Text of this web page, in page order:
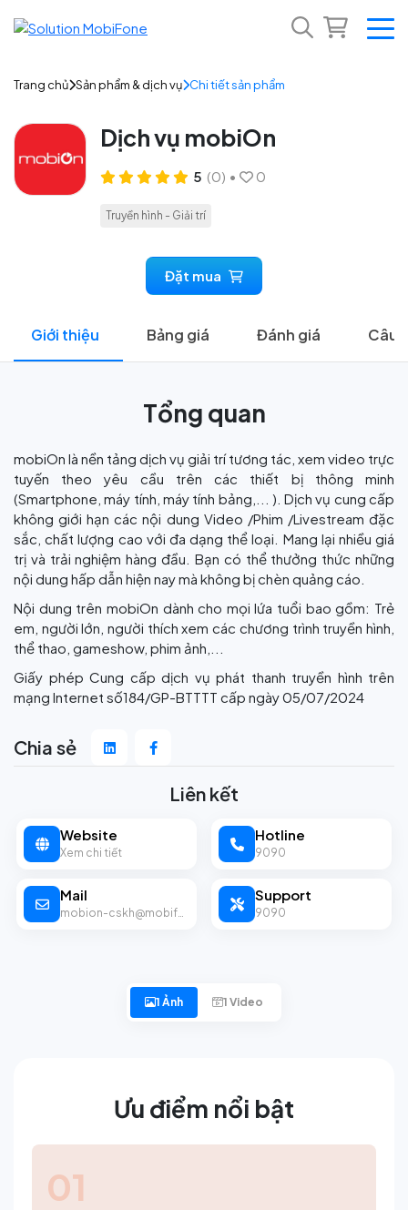
Trang chủ Sản phẩm & dịch vụ Chi tiết sản phẩm
Dịch vụ mobiOn
5 (0) • 0
Truyền hình - Giải trí
Đặt mua
Giới thiệu Bảng giá Đánh giá Câu
Tổng quan
mobiOn là nền tảng dịch vụ giải trí tương tác, xem video trực
tuyến theo yêu cầu trên các thiết bị thông minh
(Smartphone, máy tính, máy tính bảng,... ). Dịch vụ cung cấp
không giới hạn các nội dung Video /Phim /Livestream đặc
sắc, chất lượng cao với đa dạng thể loại. Mang lại nhiều giá
trị và trải nghiệm hàng đầu. Bạn có thể thưởng thức những
nội dung hấp dẫn hiện nay mà không bị chèn quảng cáo.
Nội dung trên mobiOn dành cho mọi lứa tuổi bao gồm: Trẻ
em, người lớn, người thích xem các chương trình truyền hình,
thể thao, gameshow, phim ảnh,...
Giấy phép Cung cấp dịch vụ phát thanh truyền hình trên
mạng Internet số184/GP-BTTTT cấp ngày 05/07/2024
Chia sẻ
Liên kết
Website
Xem chi tiết
Hotline
9090
Mail
mobion-cskh@mobifone.vn
Support
9090
1 Ảnh 1 Video
Ưu điểm nổi bật
01